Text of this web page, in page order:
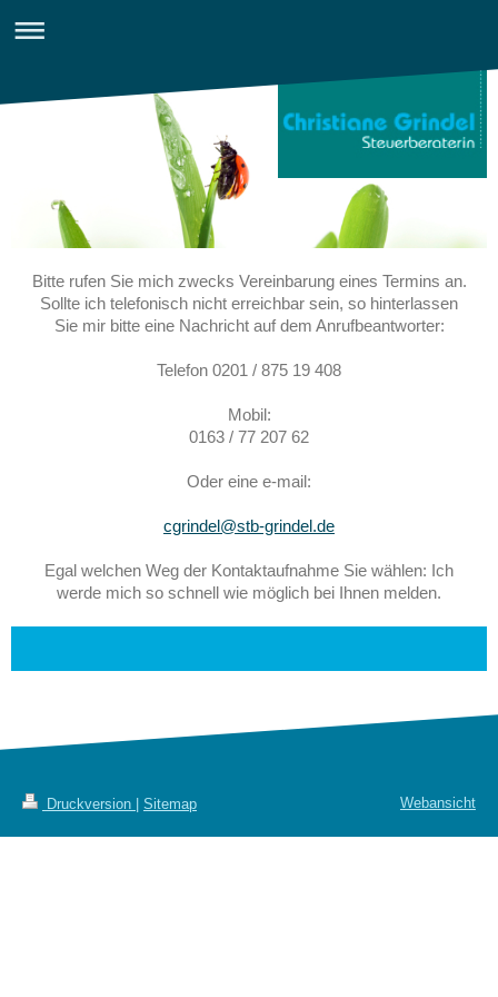
Bitte rufen Sie mich zwecks Vereinbarung eines Termins an.
Sollte ich telefonisch nicht erreichbar sein, so hinterlassen
Sie mir bitte eine Nachricht auf dem Anrufbeantworter:
Telefon 0201 / 875 19 408
Mobil:
0163 / 77 207 62
Oder eine e-mail:
cgrindel@stb-grindel.de
Egal welchen Weg der Kontaktaufnahme Sie wählen: Ich
werde mich so schnell wie möglich bei Ihnen melden.
Druckversion Sitemap Webansicht